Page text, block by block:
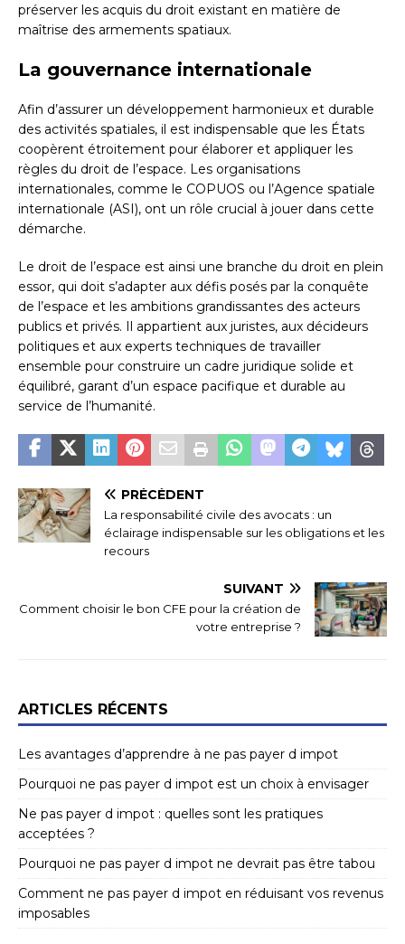
préserver les acquis du droit existant en matière de
maîtrise des armements spatiaux.
La gouvernance internationale
Afin d’assurer un développement harmonieux et durable
des activités spatiales, il est indispensable que les États
coopèrent étroitement pour élaborer et appliquer les
règles du droit de l’espace. Les organisations
internationales, comme le COPUOS ou l’Agence spatiale
internationale (ASI), ont un rôle crucial à jouer dans cette
démarche.
Le droit de l’espace est ainsi une branche du droit en plein
essor, qui doit s’adapter aux défis posés par la conquête
de l’espace et les ambitions grandissantes des acteurs
publics et privés. Il appartient aux juristes, aux décideurs
politiques et aux experts techniques de travailler
ensemble pour construire un cadre juridique solide et
équilibré, garant d’un espace pacifique et durable au
service de l’humanité.
PRÉCÉDENT
La responsabilité civile des avocats : un
éclairage indispensable sur les obligations et les
recours
SUIVANT
Comment choisir le bon CFE pour la création de
votre entreprise ?
ARTICLES RÉCENTS
Les avantages d’apprendre à ne pas payer d impot
Pourquoi ne pas payer d impot est un choix à envisager
Ne pas payer d impot : quelles sont les pratiques
acceptées ?
Pourquoi ne pas payer d impot ne devrait pas être tabou
Comment ne pas payer d impot en réduisant vos revenus
imposables